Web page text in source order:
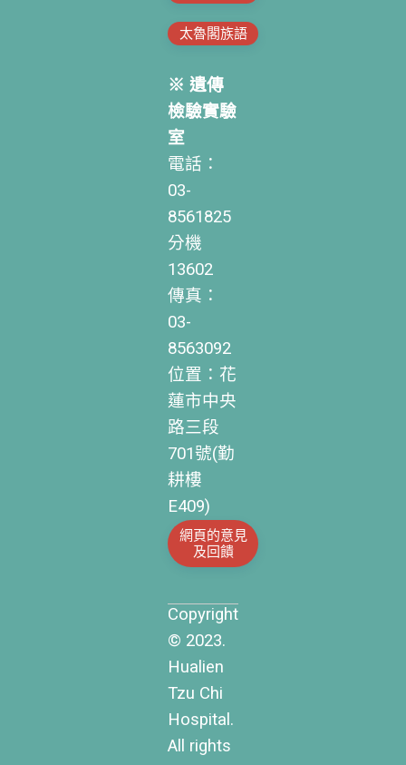
太魯閣族語
※ 遺傳
檢驗實驗
室
電話：
03-
8561825
分機
13602
傳真：
03-
8563092
位置：花
蓮市中央
路三段
701號(勤
耕樓
E409)
網頁的意見
及回饋
Copyright
© 2023.
Hualien
Tzu Chi
Hospital.
All rights